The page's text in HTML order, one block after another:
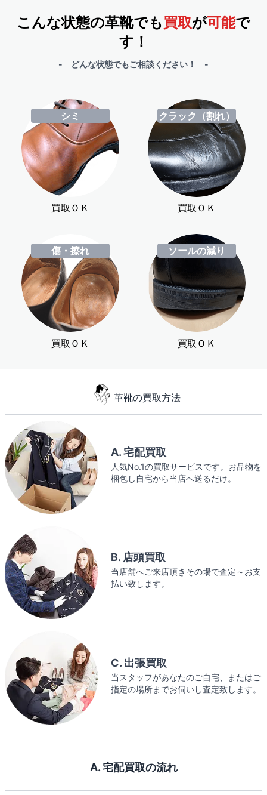
こんな状態の革靴でも買取が可能で
す！
- どんな状態でもご相談ください！ -
シミ
買取ＯＫ
クラック（割れ）
買取ＯＫ
傷・擦れ
買取ＯＫ
ソールの減り
買取ＯＫ
革靴の買取方法
A. 宅配買取
人気No.1の買取サービスです。お品物を
梱包し自宅から当店へ送るだけ。
B. 店頭買取
当店舗へご来店頂きその場で査定～お支
払い致します。
C. 出張買取
当スタッフがあなたのご自宅、またはご
指定の場所までお伺いし査定致します。
A. 宅配買取の流れ